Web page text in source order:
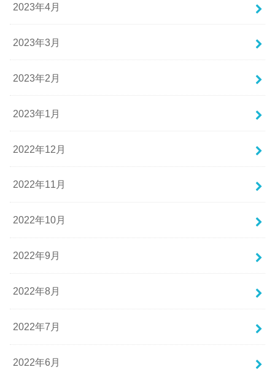
2023年4月
2023年3月
2023年2月
2023年1月
2022年12月
2022年11月
2022年10月
2022年9月
2022年8月
2022年7月
2022年6月